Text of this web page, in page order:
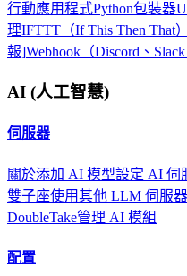
行動應用程式Python包裝器
理IFTTT（If This Then That）
報]Webhook（Discord、Slack
AI (人工智慧)
伺服器
關於添加 AI 模型設定 AI 伺
雙子座使用其他 LLM 伺服器
DoubleTake管理 AI 模組
配置